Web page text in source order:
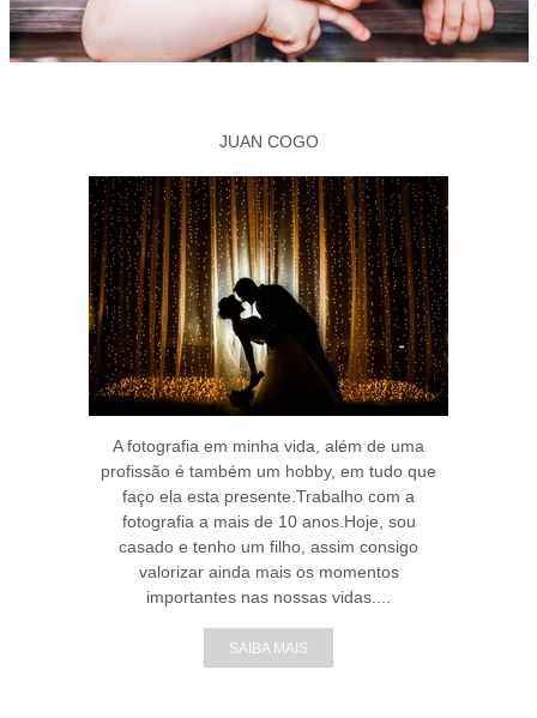
JUAN COGO
A fotografia em minha vida, além de uma
profissão é também um hobby, em tudo que
faço ela esta presente.Trabalho com a
fotografia a mais de 10 anos.Hoje, sou
casado e tenho um filho, assim consigo
valorizar ainda mais os momentos
importantes nas nossas vidas....
SAIBA MAIS